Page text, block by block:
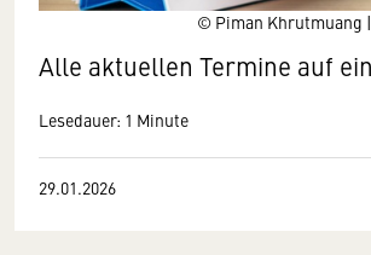
© Piman Khrutmuang
Alle aktuellen Termine auf
Lesedauer: 1 Minute
29.01.2026